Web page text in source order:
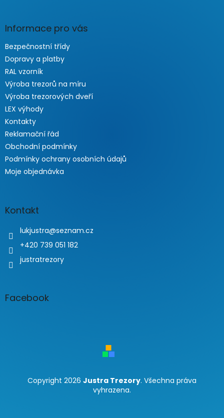
Informace pro vás
Bezpečnostní třídy
Dopravy a platby
RAL vzorník
Výroba trezorů na míru
Výroba trezorových dveří
LEX výhody
Kontakty
Reklamační řád
Obchodní podmínky
Podmínky ochrany osobních údajů
Moje objednávka
Kontakt
lukjustra@seznam.cz
+420 739 051 182
justratrezory
Facebook
Copyright 2026 Justra Trezory. Všechna práva
vyhrazena.